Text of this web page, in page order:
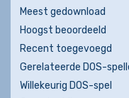
Meest gedownload
Hoogst beoordeeld
Recent toegevoegd
Gerelateerde DOS-
Willekeurig DOS-spel